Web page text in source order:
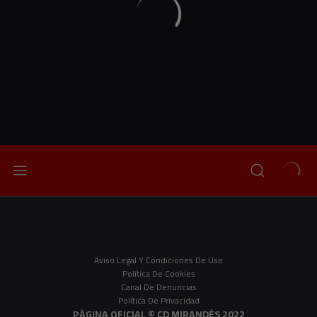
Aviso Legal Y Condiciones De Uso
Política De Cookies
Canal De Denuncias
Política De Privacidad